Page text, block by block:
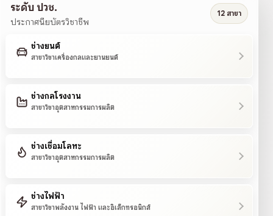
ระดับ ปวช.
ประกาศนียบัตรวิชาชีพ
12 สาขา
ช่างยนต์
สาขาวิชาเครื่องกลและยานยนต์
ช่างกลโรงงาน
สาขาวิชาอุตสาหกรรมการผลิต
ช่างเชื่อมโลหะ
สาขาวิชาอุตสาหกรรมการผลิต
ช่างไฟฟ้า
สาขาวิชาพลังงาน ไฟฟ้า และอิเล็กทรอนิกส์